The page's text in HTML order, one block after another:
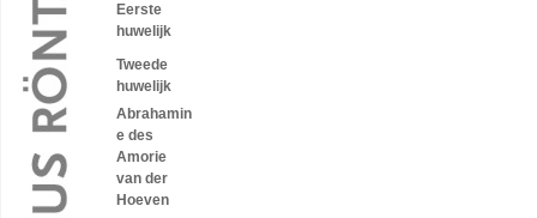
Eerste
huwelijk
Tweede
huwelijk
Abrahamin
e des
Amorie
van der
Hoeven